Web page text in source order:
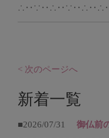
< 次のページへ
新着一覧
■2026/07/31 御仏前